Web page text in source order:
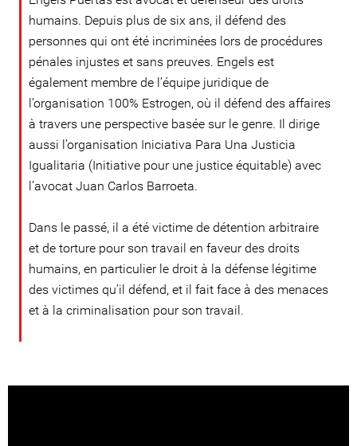
humains. Depuis plus de six ans, il défend des
personnes qui ont été incriminées lors de procédures
pénales injustes et sans preuves. Engels est
également membre de l’équipe juridique de
l’organisation 100% Estrogen, où il défend des affaires
à travers une perspective basée sur le genre. Il dirige
aussi l’organisation Iniciativa Para Una Justicia
Igualitaria (Initiative pour une justice équitable) avec
l’avocat Juan Carlos Barroeta.
Dans le passé, il a été victime de détention arbitraire
et de torture pour son travail en faveur des droits
humains, en particulier le droit à la défense légitime
des victimes qu’il défend, et il fait face à des menaces
et à la criminalisation pour son travail.